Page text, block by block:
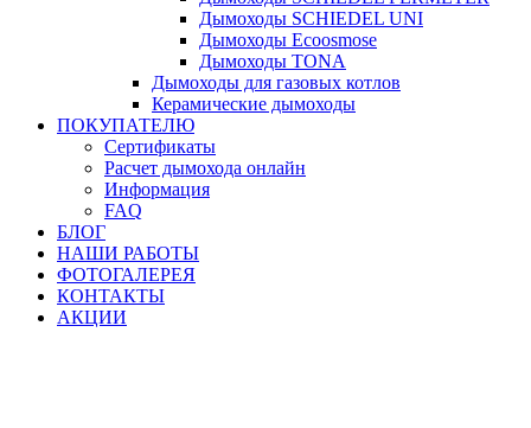
Дымоходы SCHIEDEL UNI
Дымоходы Ecoosmose
Дымоходы TONA
Дымоходы для газовых котлов
Керамические дымоходы
ПОКУПАТЕЛЮ
Сертификаты
Расчет дымохода онлайн
Информация
FAQ
БЛОГ
НАШИ РАБОТЫ
ФОТОГАЛЕРЕЯ
КОНТАКТЫ
АКЦИИ